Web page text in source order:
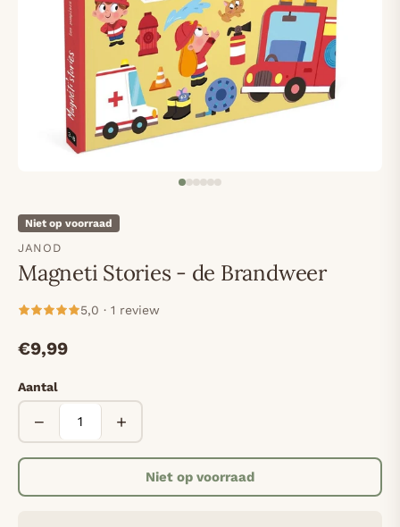
Niet op voorraad
JANOD
Magneti Stories - de Brandweer
5,0 · 1 review
€9,99
Aantal
− +
Niet op voorraad